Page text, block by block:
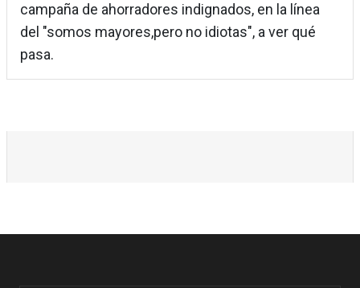
campaña de ahorradores indignados, en la línea
del "somos mayores,pero no idiotas", a ver qué
pasa.